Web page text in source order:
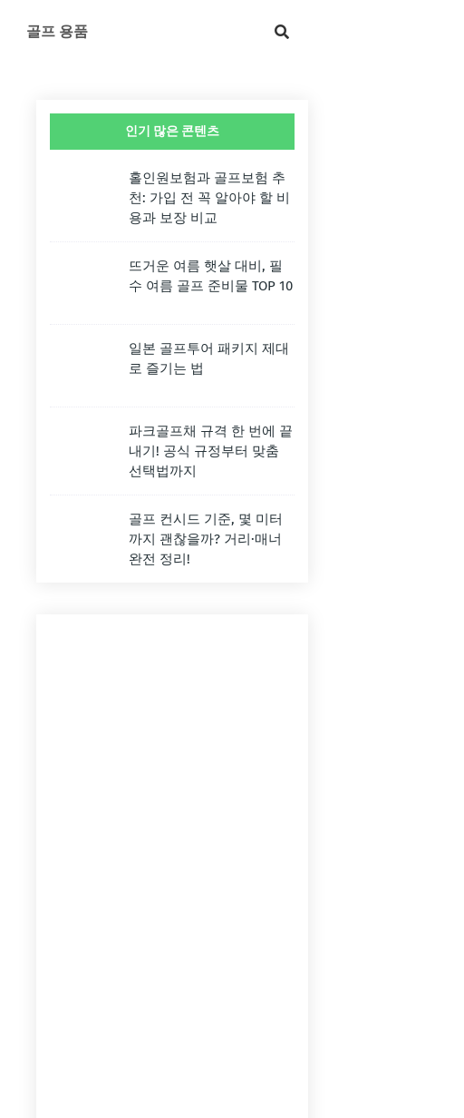
골프 용품
인기 많은 콘텐츠
홀인원보험과 골프보험 추
천: 가입 전 꼭 알아야 할 비
용과 보장 비교
뜨거운 여름 햇살 대비, 필
수 여름 골프 준비물 TOP 10
일본 골프투어 패키지 제대
로 즐기는 법
파크골프채 규격 한 번에 끝
내기! 공식 규정부터 맞춤
선택법까지
골프 컨시드 기준, 몇 미터
까지 괜찮을까? 거리·매너
완전 정리!